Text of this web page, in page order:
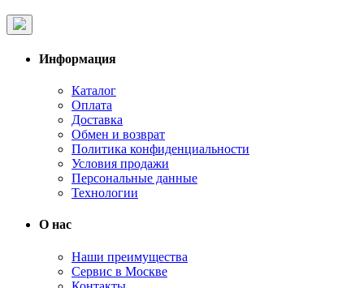
Информация
Каталог
Оплата
Доставка
Обмен и возврат
Политика конфиденциальности
Условия продажи
Персональные данные
Технологии
О нас
Наши преимущества
Сервис в Москве